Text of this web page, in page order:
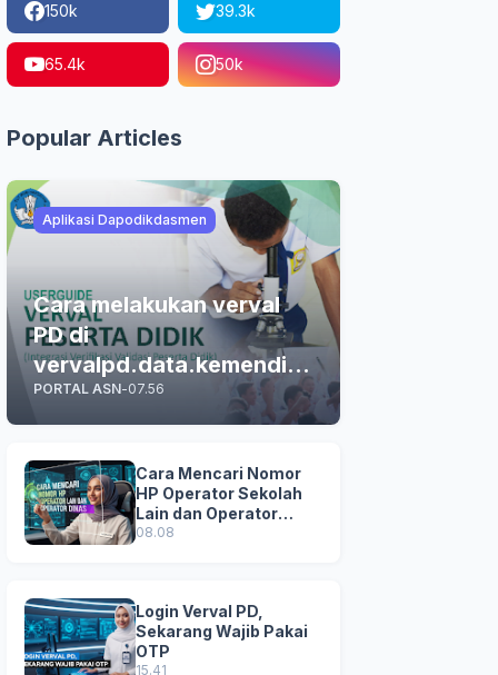
150k 39.3k
65.4k 50k
Popular Articles
Aplikasi Dapodikdasmen
Cara melakukan verval
PD di
vervalpd.data.kemendikd
asmen.go.id
PORTAL ASN-07.56
Cara Mencari Nomor
HP Operator Sekolah
Lain dan Operator
Dinas di SDM Data
08.08
Login Verval PD,
Sekarang Wajib Pakai
OTP
15.41